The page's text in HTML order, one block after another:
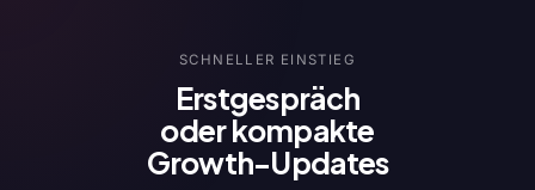
SCHNELLER EINSTIEG
Erstgespräch
oder kompakte
Growth-Updates